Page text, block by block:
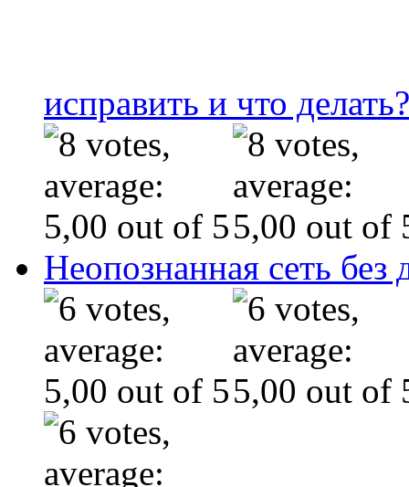
исправить и что делать?
Неопознанная сеть без